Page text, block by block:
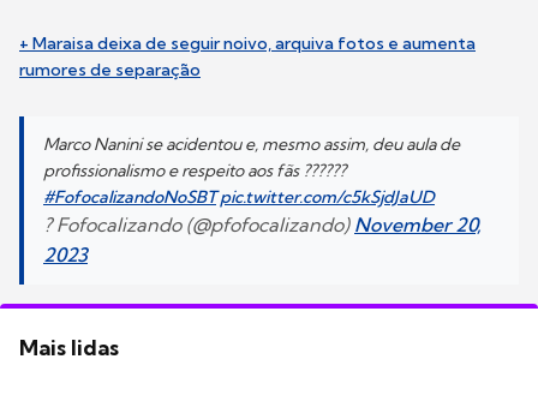
+ Maraisa deixa de seguir noivo, arquiva fotos e aumenta
rumores de separação
Marco Nanini se acidentou e, mesmo assim, deu aula de
profissionalismo e respeito aos fãs ??????
#FofocalizandoNoSBT pic.twitter.com/c5kSjdJaUD
? Fofocalizando (@pfofocalizando) November 20,
2023
Mais lidas